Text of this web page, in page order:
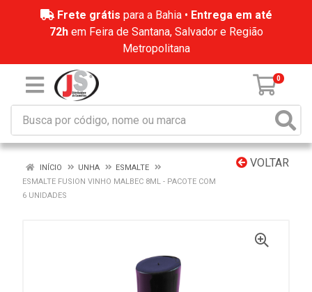
Frete grátis para a Bahia • Entrega em até
72hem Feira de Santana, Salvador e Região
Metropolitana
0
VOLTAR
INÍCIO UNHA
ESMALTE
ESMALTE FUSION VINHO MALBEC 8ML - PACOTE COM
6 UNIDADES